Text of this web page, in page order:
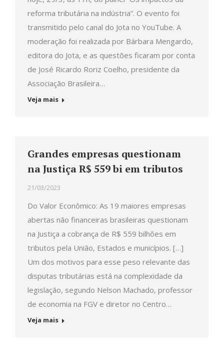
reforma tributária na indústria”. O evento foi
transmitido pelo canal do Jota no YouTube. A
moderação foi realizada por Bárbara Mengardo,
editora do Jota, e as questões ficaram por conta
de José Ricardo Roriz Coelho, presidente da
Associação Brasileira…
Veja mais
Grandes empresas questionam
na Justiça R$ 559 bi em tributos
21/03/2023
Do Valor Econômico: As 19 maiores empresas
abertas não financeiras brasileiras questionam
na Justiça a cobrança de R$ 559 bilhões em
tributos pela União, Estados e municípios. […]
Um dos motivos para esse peso relevante das
disputas tributárias está na complexidade da
legislação, segundo Nelson Machado, professor
de economia na FGV e diretor no Centro…
Veja mais